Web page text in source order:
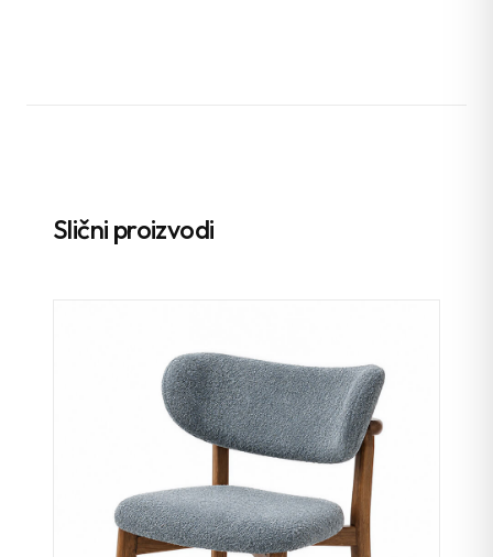
Slični proizvodi